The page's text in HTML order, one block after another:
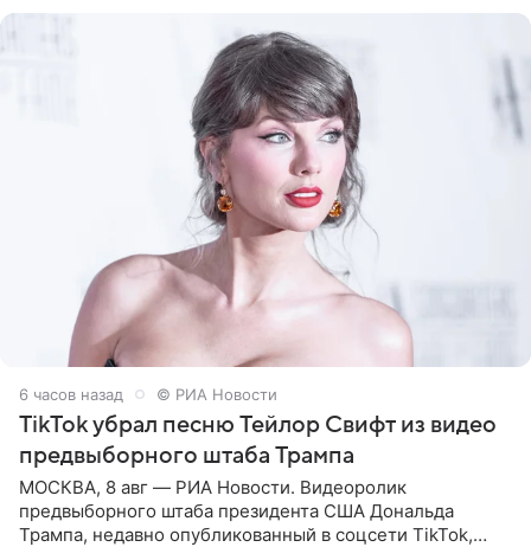
6 часов назад © РИА Новости
TikTok убрал песню Тейлор Свифт из видео
предвыборного штаба Трампа
МОСКВА, 8 авг — РИА Новости. Видеоролик
предвыборного штаба президента США Дональда
Трампа, недавно опубликованный в соцсети TikTok,